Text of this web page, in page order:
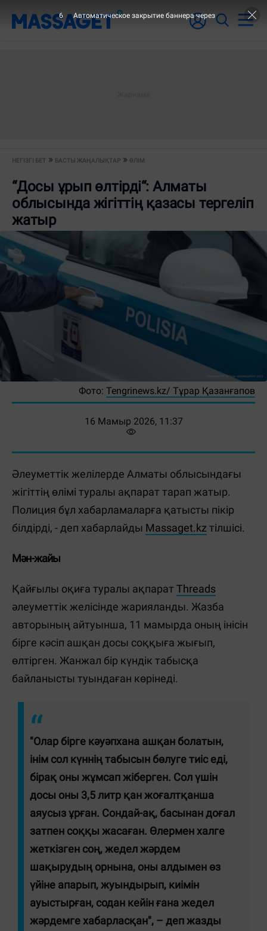
НЕГІЗГІ БЕТ БАСТЫ ЖАҢАЛЫҚТАР ӨЛІМ
“Досы ұрып өлтірді“: Алматы
облысында жігіттің қазасы тергеліп
жатыр
Фото: Tengrinews.kz/ Тұрар Қазанғапов
16 Мамыр 2026, 11:37
Әлеуметтік желілерде Алматы облысындағы
жігіттің өлімі туралы ақпарат тарап жатыр.
Полиция бұл хабарламаларға қатысты пікір
білдірді, - деп хабарлайды Massaget.kz тілшісі.
Мән-жайы
Қайғылы оқиға туралы ақпарат Threads
әлеуметтік желісінде жарияланды. Жазба
авторының айтуынша, 11 мамырда оның інісін
бірге кәсіп ашқан досы соққыға жығып,
өлтірген. Жанжал бір күндік табысқа
байланысты туындаған көрінеді.
"Олар бірге кәуәпхана ашқан болатын,
інім сол күннің табысын бөлуге тиіс еді,
бірақ оны жұмсап жіберген. Сол үшін
досы оны 3,5 литр қан жоғалтқанша
аяусыз ұрған. Сондай-ақ, басынан доғал
затпен соққы жасаған. Өлермен халге
жеткізген соң, жедел жәрдем
шақырудың орнына, оны алдымен өз
үйіне апарып, жуындырып, киімін
ауыстырған, содан кейін ғана жедел
жәрдемге хабарласқан", – деп жазды
6 Автоматическое закрытие баннера через